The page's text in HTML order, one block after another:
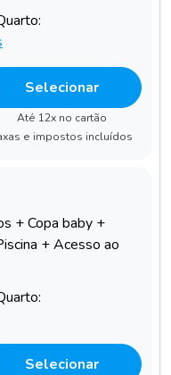
Selecionar
Até 12x no cartão
e impostos incluídos
+ Copa baby +
+ Acesso ao
Selecionar